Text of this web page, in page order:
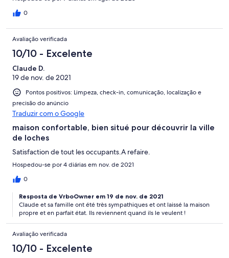
0
Avaliação verificada
10/10 - Excelente
Claude D.
19 de nov. de 2021
Pontos positivos: Limpeza, check-in, comunicação, localização e
precisão do anúncio
Traduzir com o Google
maison confortable, bien situé pour découvrir la ville
de loches
Satisfaction de tout les occupants.A refaire.
Hospedou-se por 4 diárias em nov. de 2021
0
Resposta de VrboOwner em 19 de nov. de 2021
Claude et sa famille ont été très sympathiques et ont laissé la maison
propre et en parfait état. Ils reviennent quand ils le veulent !
Avaliação verificada
10/10 - Excelente